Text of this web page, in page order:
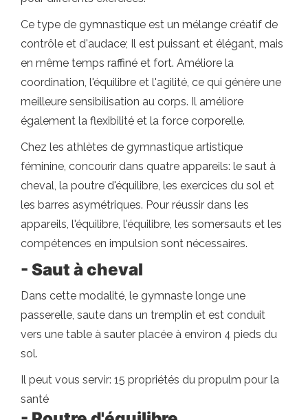
Ce type de gymnastique est un mélange créatif de
contrôle et d'audace; Il est puissant et élégant, mais
en même temps raffiné et fort. Améliore la
coordination, l'équilibre et l'agilité, ce qui génère une
meilleure sensibilisation au corps. Il améliore
également la flexibilité et la force corporelle.
Chez les athlètes de gymnastique artistique
féminine, concourir dans quatre appareils: le saut à
cheval, la poutre d'équilibre, les exercices du sol et
les barres asymétriques. Pour réussir dans les
appareils, l'équilibre, l'équilibre, les somersauts et les
compétences en impulsion sont nécessaires.
- Saut à cheval
Dans cette modalité, le gymnaste longe une
passerelle, saute dans un tremplin et est conduit
vers une table à sauter placée à environ 4 pieds du
sol.
Il peut vous servir: 15 propriétés du propulm pour la
santé